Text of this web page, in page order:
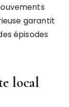
garantit
épisodes
local